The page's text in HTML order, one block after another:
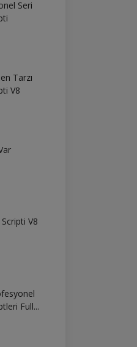
Seri
Tarzı
V8
V8
Full...